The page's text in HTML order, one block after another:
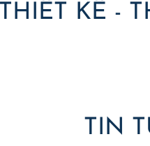
THIẾT KẾ -
TIN